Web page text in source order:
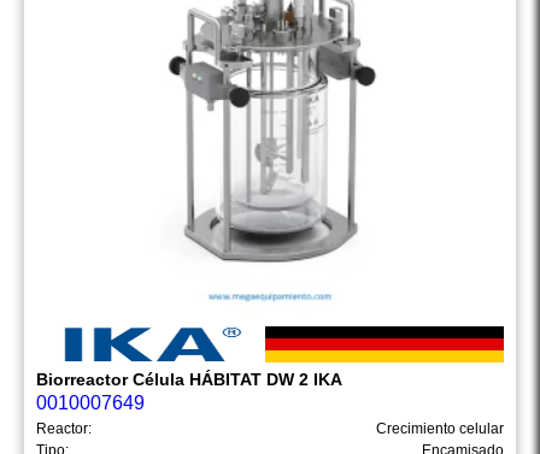
Biorreactor Célula HÁBITAT DW 2 IKA
0010007649
Reactor:
Crecimiento celular
Tipo:
Encamisado